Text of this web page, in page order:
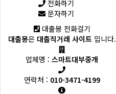
전화하기
문자하기
대출몽 전화걸기
대출몽은 대출직거래 사이트 입니다.
업체명 : 스마트대부중개
연락처 : 010-3471-4199